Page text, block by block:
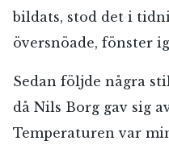
bildats, stod det i
översnöade, fönster
Sedan följde några
då Nils Borg gav sig
Temperaturen var